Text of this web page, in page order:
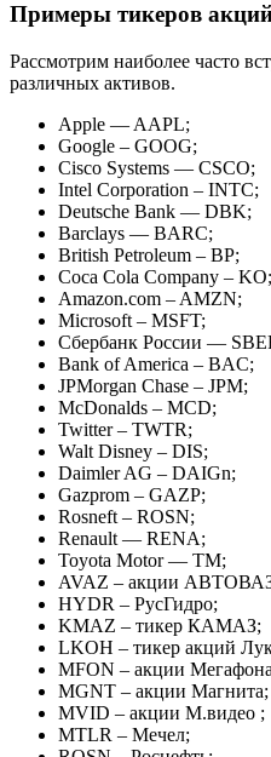
Примеры тикеров
Рассмотрим наиболее часто
различных активов.
Apple — AAPL;
Google – GOOG;
Cisco Systems — CSCO;
Intel Corporation – INTC;
Deutsche Bank — DBK;
Barclays — BARC;
British Petroleum – BP;
Coca Cola Company – KO;
Amazon.com – AMZN;
Microsoft – MSFT;
Сбербанк России —
Bank of America – BAC;
JPMorgan Chase – JPM;
McDonalds – MCD;
Twitter – TWTR;
Walt Disney – DIS;
Daimler AG – DAIGn;
Gazprom – GAZP;
Rosneft – ROSN;
Renault — RENA;
Toyota Motor — TM;
AVAZ – акции
HYDR – РусГидро;
KMAZ – тикер КАМАЗ;
LKOH – тикер акций
MFON – акции
MGNT – акции Магнита;
MVID – акции М.видео ;
MTLR – Мечел;